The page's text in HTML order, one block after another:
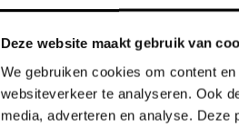
Deze website maakt gebruik van
We gebruiken cookies om content
websiteverkeer te analyseren. Ook
media, adverteren en analyse. Deze
Marque: OPSIAL
Man: 58224294